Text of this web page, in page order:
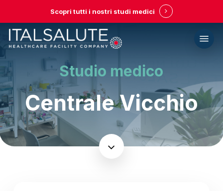
main
content
Scopri tutti i nostri studi medici
Studio medico
Centrale Vicchio
Navigate